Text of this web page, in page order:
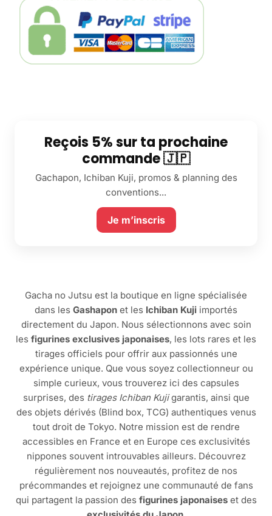
Reçois 5% sur ta prochaine
commande 🇯🇵
Gachapon, Ichiban Kuji, promos & planning des
conventions...
Je m’inscris
Gacha no Jutsu est la boutique en ligne spécialisée
dans les Gashapon et les Ichiban Kuji importés
directement du Japon. Nous sélectionnons avec soin
les figurines exclusives japonaises, les lots rares et les
tirages officiels pour offrir aux passionnés une
expérience unique. Que vous soyez collectionneur ou
simple curieux, vous trouverez ici des capsules
surprises, des tirages Ichiban Kujigarantis, ainsi que
des objets dérivés (Blind box, TCG) authentiques venus
tout droit de Tokyo. Notre mission est de rendre
accessibles en France et en Europe ces exclusivités
nippones souvent introuvables ailleurs. Découvrez
régulièrement nos nouveautés, profitez de nos
précommandes et rejoignez une communauté de fans
qui partagent la passion des figurines japonaiseset des